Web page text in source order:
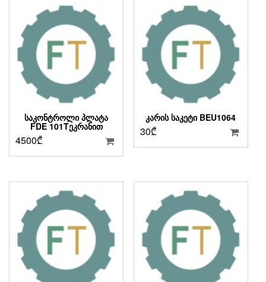
ᲡᲐᲙᲝᲜᲢᲠᲝᲚᲘ ᲞᲚᲐᲢᲐ
FDE 101TᲔᲙᲠᲐᲜᲘᲗ
4500₾
ᲙᲐᲠᲘᲡ ᲡᲐᲙᲔᲢᲘ BEU1064
30₾